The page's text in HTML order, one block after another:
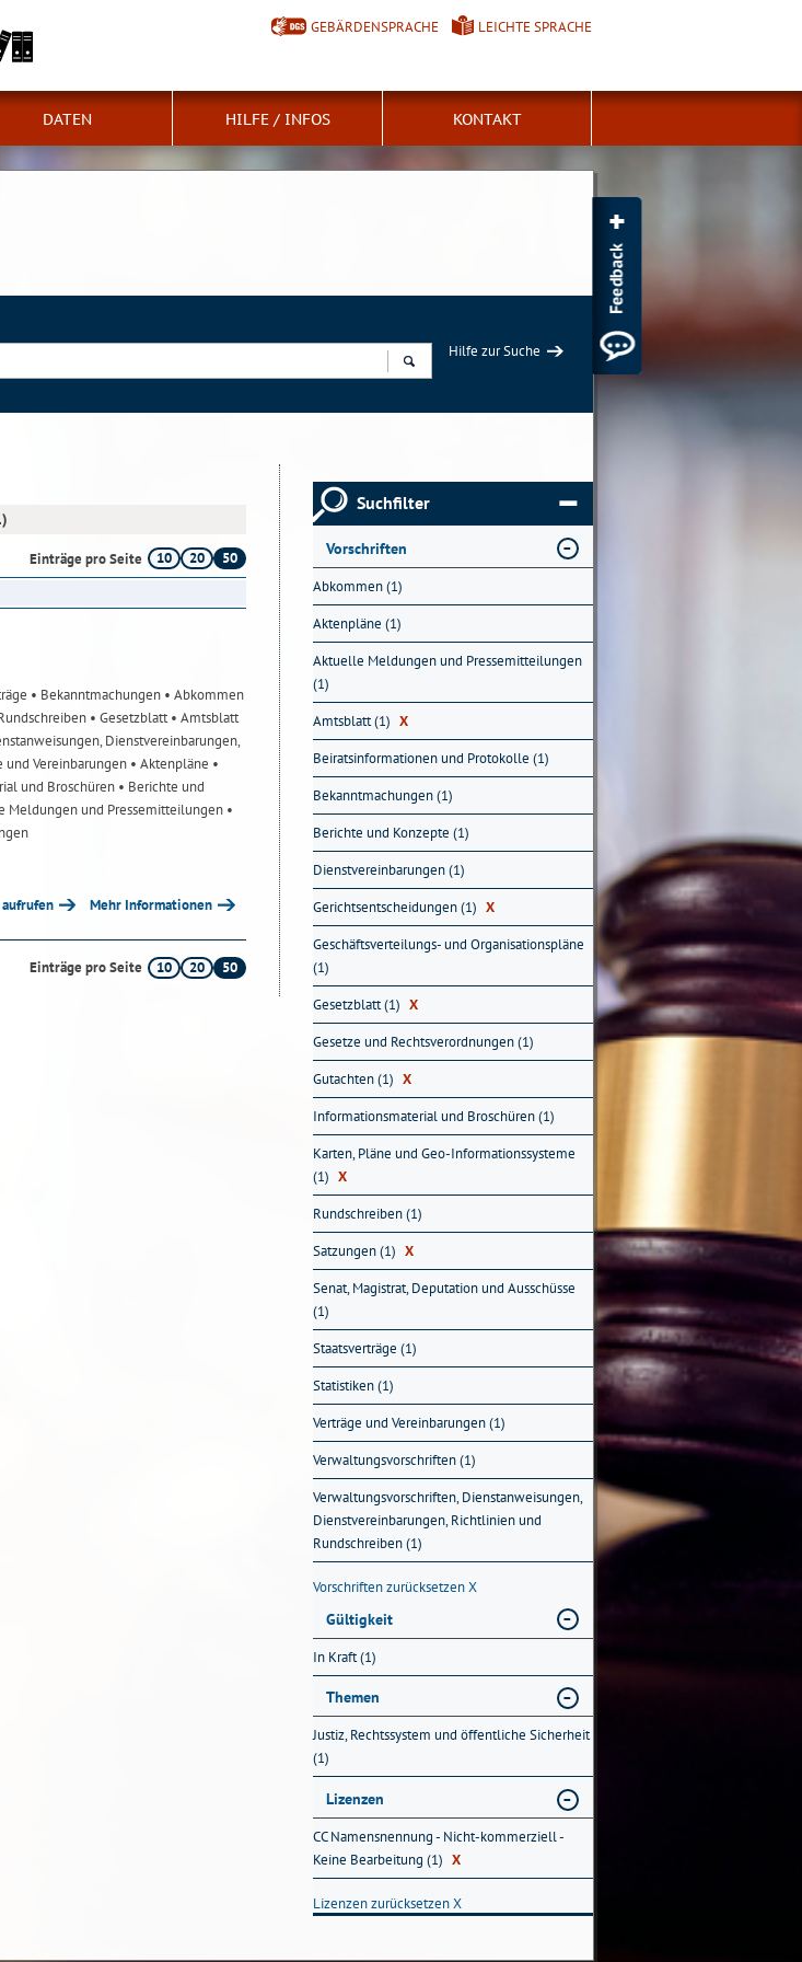
GEBÄRDENSPRACHE LEICHTE SPRACHE
DATEN HILFE / INFOS KONTAKT
Hilfe zur Suche
Einträge pro Seite 10 20
50
• Bekanntmachungen • Abkommen
• Gesetzblatt• Amtsblatt
Dienstvereinbarungen,
und Vereinbarungen • Aktenpläne •
und Broschüren • Berichte und
Meldungen und Pressemitteilungen •
Mehr Informationen
Einträge pro Seite 10 20 50
Suchfilter
Vorschriften
Abkommen (1)
Aktenpläne (1)
Aktuelle Meldungen und Pressemitteilungen
(1)
Amtsblatt (1) X
Beiratsinformationen und Protokolle (1)
Bekanntmachungen (1)
Berichte und Konzepte (1)
Dienstvereinbarungen (1)
Gerichtsentscheidungen (1) X
Geschäftsverteilungs- und Organisationspläne
(1)
Gesetzblatt (1) X
Gesetze und Rechtsverordnungen (1)
Gutachten (1) X
Informationsmaterial und Broschüren (1)
Karten, Pläne und Geo-Informationssysteme
(1) X
Rundschreiben (1)
Satzungen (1) X
Senat, Magistrat, Deputation und Ausschüsse
(1)
Staatsverträge (1)
Statistiken (1)
Verträge und Vereinbarungen (1)
Verwaltungsvorschriften (1)
Verwaltungsvorschriften, Dienstanweisungen,
Dienstvereinbarungen, Richtlinien und
Rundschreiben (1)
Vorschriften zurücksetzenX
Gültigkeit
In Kraft (1)
Themen
Justiz, Rechtssystem und öffentliche Sicherheit
(1)
Lizenzen
CC Namensnennung - Nicht-kommerziell -
Keine Bearbeitung (1) X
Lizenzen zurücksetzenX